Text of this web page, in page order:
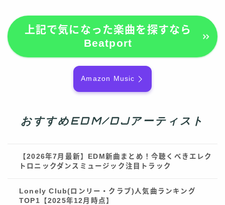
上記で気になった楽曲を探すなら
Beatport
Amazon Music
おすすめEDM/DJアーティスト
【2026年7月最新】EDM新曲まとめ！今聴くべきエレク
トロニックダンスミュージック注目トラック
Lonely Club(ロンリー・クラブ)人気曲ランキング
TOP1【2025年12月時点】